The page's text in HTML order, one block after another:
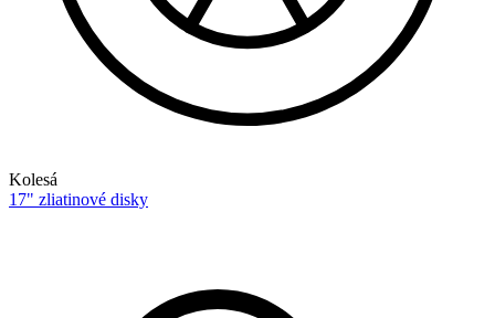
Kolesá
17" zliatinové disky